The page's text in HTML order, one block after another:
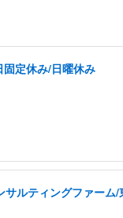
定休み/日曜休み
ルティングファーム/